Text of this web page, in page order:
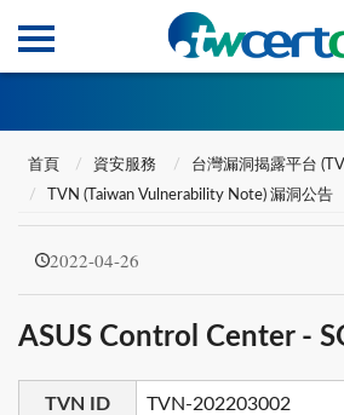
首頁 資安服務
台灣漏洞揭露平台
TVN (Taiwan Vulnerability Note) 漏洞公告
2022-04-26
ASUS Control Center -
TVN ID TVN-202203002